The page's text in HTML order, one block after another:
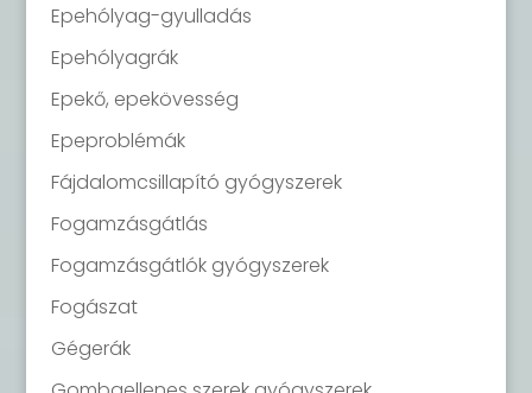
Epehólyag-gyulladás
Epehólyagrák
Epekő, epekövesség
Epeproblémák
Fájdalomcsillapító gyógyszerek
Fogamzásgátlás
Fogamzásgátlók gyógyszerek
Fogászat
Gégerák